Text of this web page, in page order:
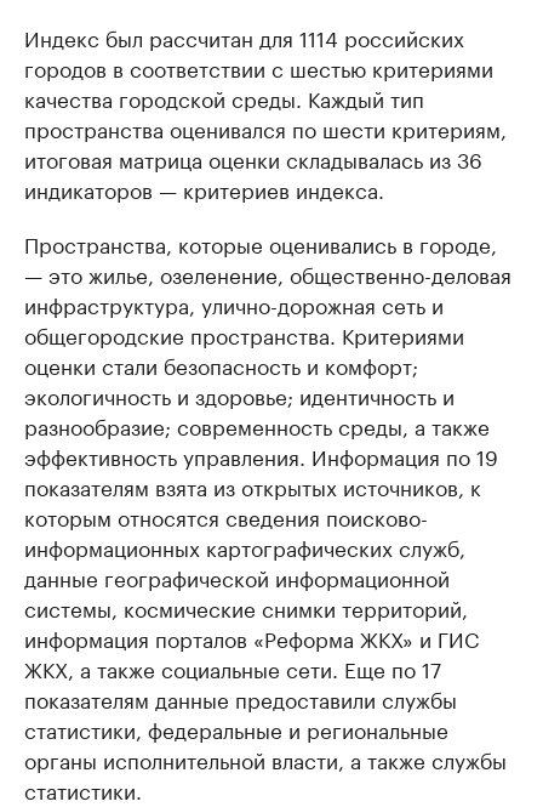
Индекс был рассчитан для 1114 российских
городов в соответствии с шестью критериями
качества городской среды. Каждый тип
пространства оценивался по шести критериям,
итоговая матрица оценки складывалась из 36
индикаторов — критериев индекса.
Пространства, которые оценивались в городе,
— это жилье, озеленение, общественно-деловая
инфраструктура, улично-дорожная сеть и
общегородские пространства. Критериями
оценки стали безопасность и комфорт;
экологичность и здоровье; идентичность и
разнообразие; современность среды, а также
эффективность управления. Информация по 19
показателям взята из открытых источников, к
которым относятся сведения поисково-
информационных картографических служб,
данные географической информационной
системы, космические снимки территорий,
информация порталов «Реформа ЖКХ» и ГИС
ЖКХ, а также социальные сети. Еще по 17
показателям данные предоставили службы
статистики, федеральные и региональные
органы исполнительной власти, а также службы
статистики.